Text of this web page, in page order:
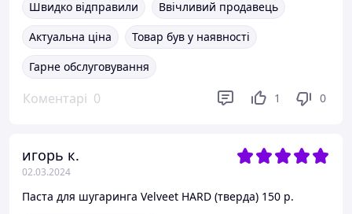
Швидко відправили
Ввічливий продавець
Актуальна ціна
Товар був у наявності
Гарне обслуговування
Коментарі 0 1 0
игорь к.
02.03.2024
Паста для шугаринга Velveet HARD (тверда) 150 р.